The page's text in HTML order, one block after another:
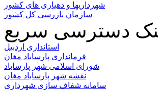
شهرداریها و دهیاری های کشور
سازمان بازرسی کل کشور
دسترسی سریع
استانداری اردبیل
فرمانداری پارساباد مغان
شورای اسلامی شهر پارساباد
نقشه شهر پارساباد مغان
سامانه شفاف سازی شهرداری